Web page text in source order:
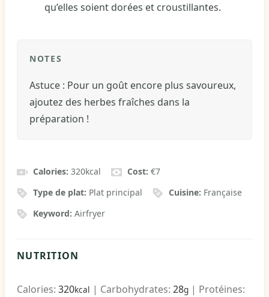
qu’elles soient dorées et croustillantes.
NOTES
Astuce : Pour un goût encore plus savoureux,
ajoutez des herbes fraîches dans la
préparation !
Calories:320kcal Cost:€7
Type de plat: Plat principal Cuisine: Française
Keyword:Airfryer
NUTRITION
Calories: 320kcal | Carbohydrates: 28g | Protéines: